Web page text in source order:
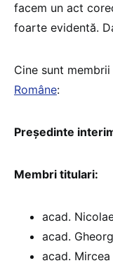
facem un act
foarte evidentă.
Cine sunt membrii
Române:
Președinte
Membri titulari:
acad.
acad.
acad. Mircea